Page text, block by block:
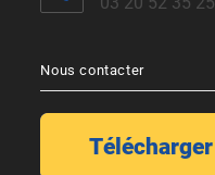
Nous contacter